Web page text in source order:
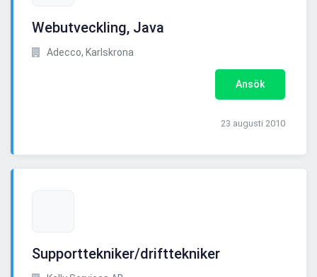
Webutveckling, Java
Adecco, Karlskrona
Ansök
23 augusti 2010
Supporttekniker/drifttekniker